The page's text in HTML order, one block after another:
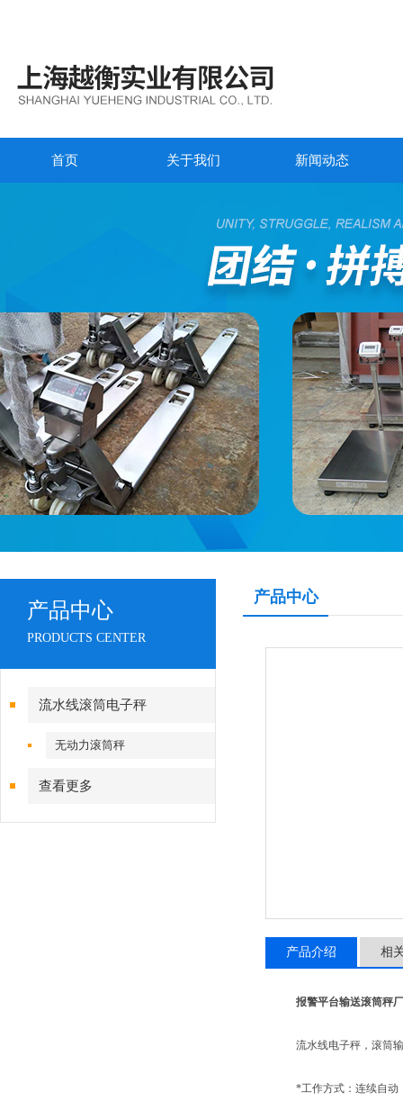
首页 关于我们 新闻动态
产品中心
PRODUCTS CENTER
流水线滚筒电子秤
无动力滚筒秤
查看更多
产品中心
产品介绍 相
报警平台输送滚筒秤
流水线电子秤，滚筒输
*工作方式：连续自动